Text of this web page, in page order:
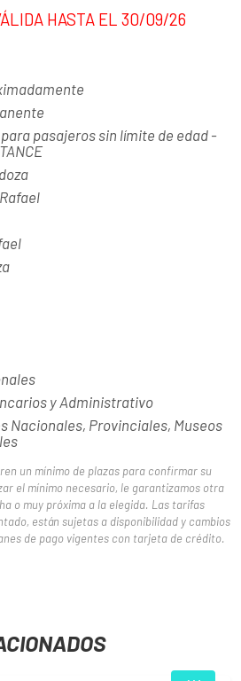
HASTA EL 30/09/26
pasajeros sin límite de edad -
y Administrativo
Nacionales, Provinciales, Museos
un mínimo de plazas para confirmar su
el mínimo necesario, le garantizamos otra
o muy próxima a la elegida. Las tarifas
están sujetas a disponibilidad y cambios
de pago vigentes con tarjeta de crédito.